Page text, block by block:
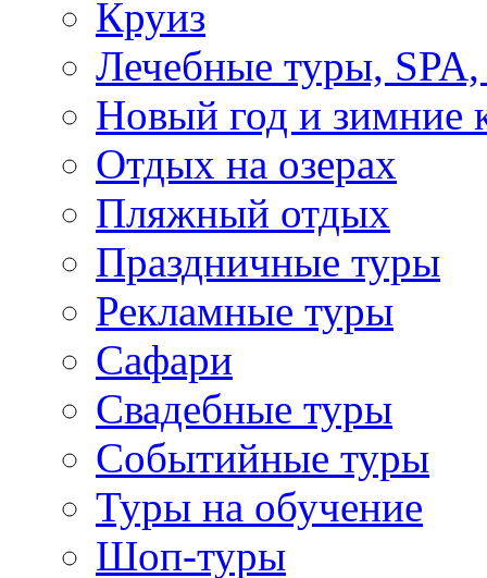
Круиз
Лечебные туры, SPA,
Новый год и зимние
Отдых на озерах
Пляжный отдых
Праздничные туры
Рекламные туры
Сафари
Свадебные туры
Событийные туры
Туры на обучение
Шоп-туры